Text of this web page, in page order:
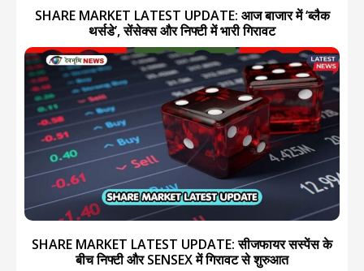
SHARE MARKET LATEST UPDATE: आज बाजार में ‘ब्लैक
थर्सडे’, सेंसेक्स और निफ्टी में भारी गिरावट
SHARE MARKET LATEST UPDATE: सीजफायर सस्पेंस के
बीच निफ्टी और SENSEX में गिरावट से शुरुआत